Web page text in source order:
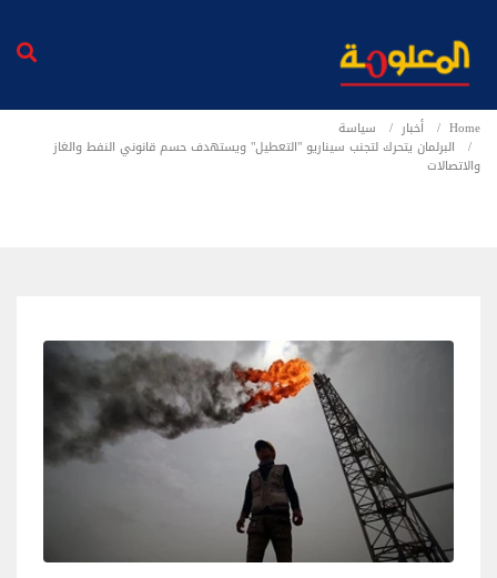
Home أخبار
سياسة
البرلمان يتحرك لتجنب سيناريو "التعطيل" ويستهدف حسم قانوني النفط والغاز
والاتصالات